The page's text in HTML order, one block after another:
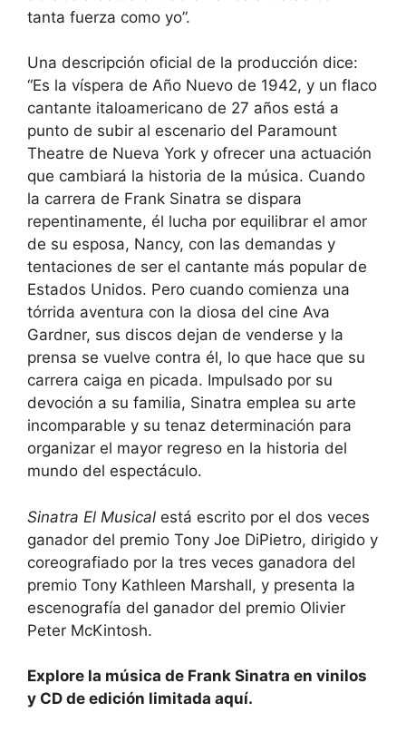
tanta fuerza como yo”.
Una descripción oficial de la producción dice:
“Es la víspera de Año Nuevo de 1942, y un flaco
cantante italoamericano de 27 años está a
punto de subir al escenario del Paramount
Theatre de Nueva York y ofrecer una actuación
que cambiará la historia de la música. Cuando
la carrera de Frank Sinatra se dispara
repentinamente, él lucha por equilibrar el amor
de su esposa, Nancy, con las demandas y
tentaciones de ser el cantante más popular de
Estados Unidos. Pero cuando comienza una
tórrida aventura con la diosa del cine Ava
Gardner, sus discos dejan de venderse y la
prensa se vuelve contra él, lo que hace que su
carrera caiga en picada. Impulsado por su
devoción a su familia, Sinatra emplea su arte
incomparable y su tenaz determinación para
organizar el mayor regreso en la historia del
mundo del espectáculo.
Sinatra El Musical está escrito por el dos veces
ganador del premio Tony Joe DiPietro, dirigido y
coreografiado por la tres veces ganadora del
premio Tony Kathleen Marshall, y presenta la
escenografía del ganador del premio Olivier
Peter McKintosh.
Explore la música de Frank Sinatra en vinilos
y CD de edición limitada aquí.